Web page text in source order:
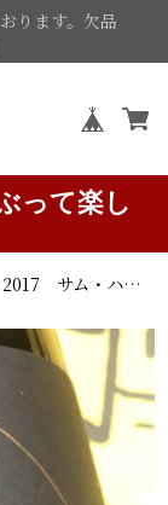
ります。欠品
って楽し
グランド・アマチュア ジェントルマン 2017 サム・ハロップ・ワイン 赤ワイン